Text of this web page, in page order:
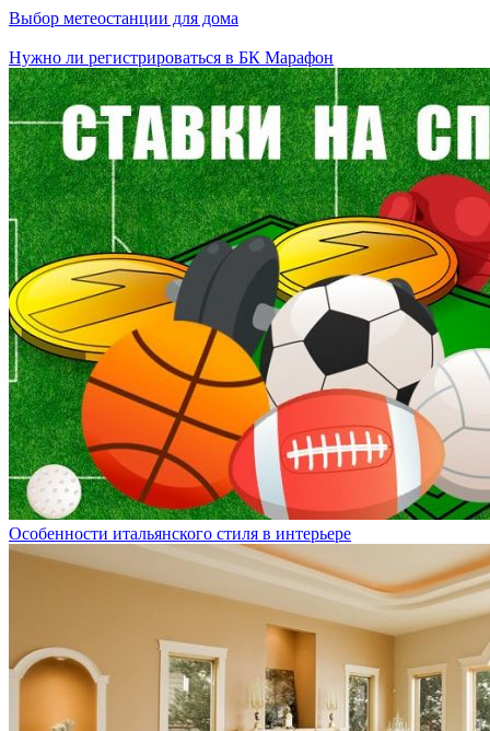
Выбор метеостанции для дома
Нужно ли регистрироваться в БК Марафон
Особенности итальянского стиля в интерьере